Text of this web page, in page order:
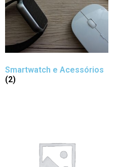
Smartwatch e Acessórios
(2)